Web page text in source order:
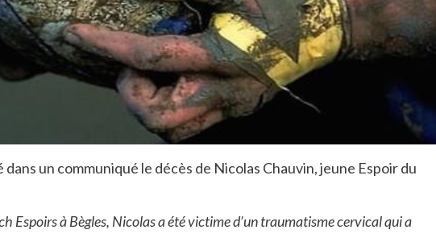
dans un communiqué le décès de Nicolas Chauvin, jeune Espoir du
Espoirs à Bègles, Nicolas a été victime d’un traumatisme cervical qui a